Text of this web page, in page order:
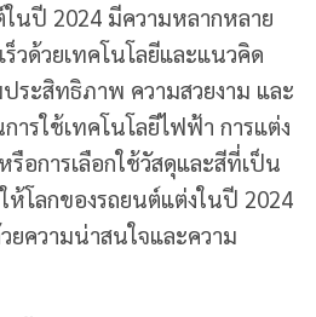
นปี 2024 มีความหลากหลาย
วด้วยเทคโนโลยีและแนวคิด
ระสิทธิภาพ ความสวยงาม และ
ารใช้เทคโนโลยีไฟฟ้า การแต่ง
อการเลือกใช้วัสดุและสีที่เป็น
โลกของรถยนต์แต่งในปี 2024
ยความน่าสนใจและความ